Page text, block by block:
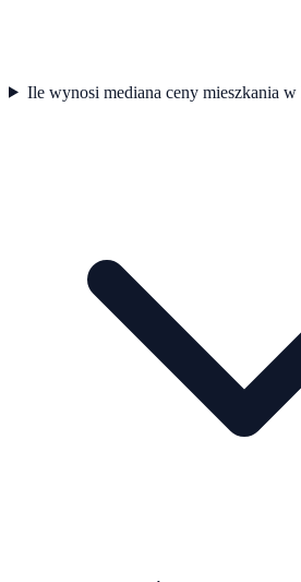
Ile wynosi mediana ceny mieszkania